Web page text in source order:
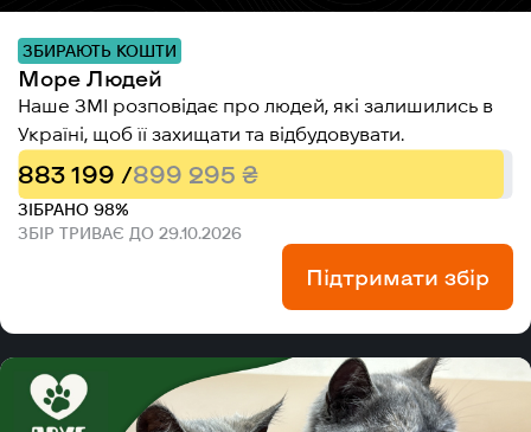
ЗБИРАЮТЬ КОШТИ
Море Людей
Наше ЗМІ розповідає про людей, які залишились в
Україні, щоб її захищати та відбудовувати.
883 199 /899 295 ₴
ЗІБРАНО 98%
ЗБІР ТРИВАЄ ДО 29.10.2026
Підтримати збір